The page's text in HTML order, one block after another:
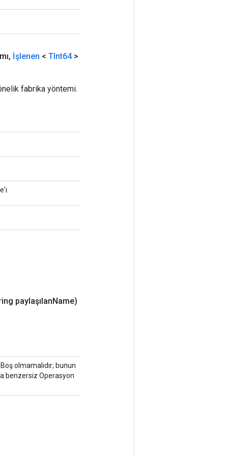
, İşlenen < TInt64>
fabrika yöntemi.
paylaşılanName)
olmamalıdır; bunun
benzersiz Operasyon